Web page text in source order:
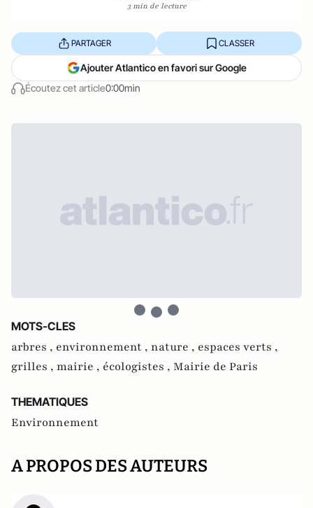
3 min de lecture
Écoutez cet article0:00min
PARTAGER CLASSER
Ajouter Atlantico en favori sur Google
MOTS-CLES
arbres , environnement , nature , espaces verts ,
grilles , mairie , écologistes , Mairie de Paris
THEMATIQUES
Environnement
A PROPOS DES AUTEURS